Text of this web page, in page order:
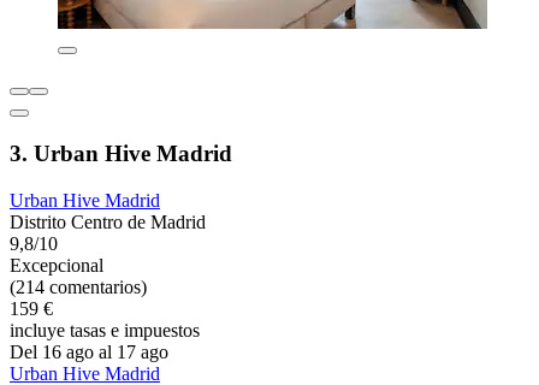
3. Urban Hive Madrid
Urban Hive Madrid
Distrito Centro de Madrid
9,8/10
Excepcional
(214 comentarios)
159 €
incluye tasas e impuestos
Del 16 ago al 17 ago
Urban Hive Madrid